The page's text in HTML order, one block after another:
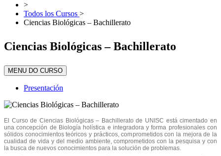
>
Todos los Cursos >
Ciencias Biológicas – Bachillerato
Ciencias Biológicas – Bachillerato
MENU DO CURSO
Presentación
El Curso de Ciencias Biológicas – Bachillerato de UNISC está cimentado en
una concepción de Biología holística e integradora y forma profesionales con
sólidos conocimientos teóricos y prácticos, comprometidos con la mejora de la
cualidad de vida y del medio ambiente, comprometidos con la pesquisa y con
la busca de nuevos conocimientos para la solución de problemas.